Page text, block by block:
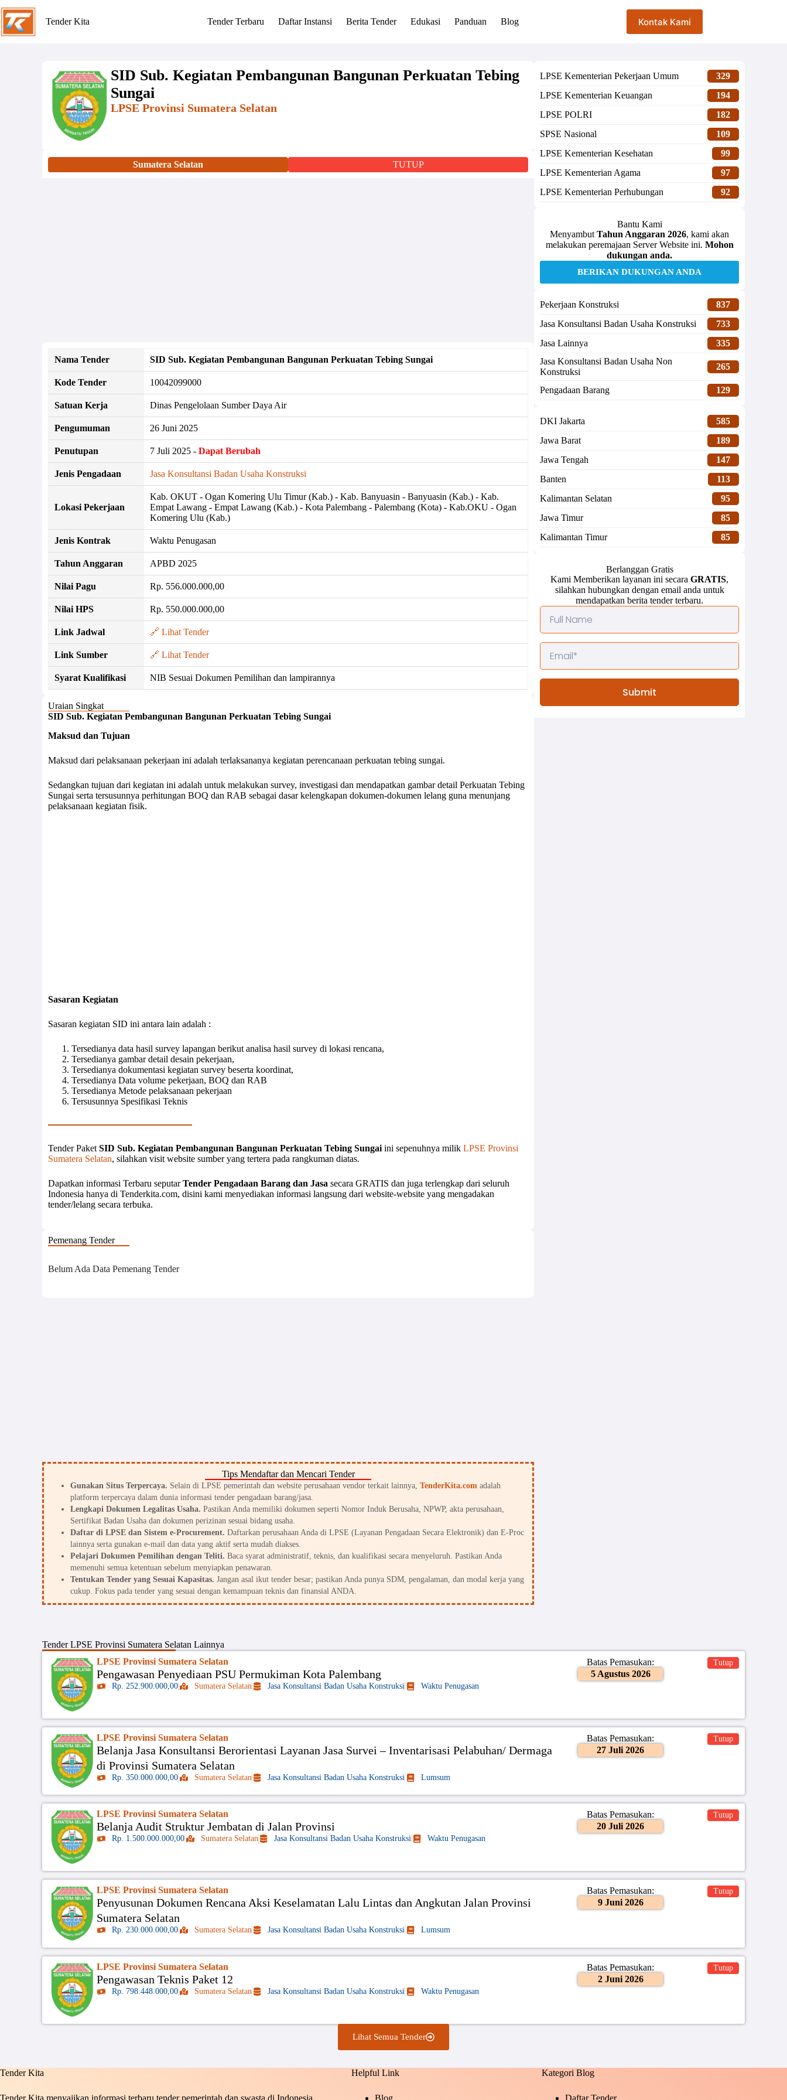
Tender Kita Tender Terbaru Daftar Instansi Berita Tender Edukasi Panduan Blog Kontak Kami
SID Sub. Kegiatan Pembangunan Bangunan Perkuatan Tebing
Sungai
LPSE Provinsi Sumatera Selatan
Sumatera Selatan TUTUP
Nama Tender SID Sub. Kegiatan Pembangunan Bangunan Perkuatan Tebing Sungai
Kode Tender 10042099000
Satuan Kerja Dinas Pengelolaan Sumber Daya Air
Pengumuman 26 Juni 2025
Penutupan 7 Juli 2025 - Dapat Berubah
Jenis Pengadaan Jasa Konsultansi Badan Usaha Konstruksi
Lokasi Pekerjaan
Kab. OKUT - Ogan Komering Ulu Timur (Kab.) - Kab. Banyuasin - Banyuasin (Kab.) - Kab.
Empat Lawang - Empat Lawang (Kab.) - Kota Palembang - Palembang (Kota) - Kab.OKU - Ogan
Komering Ulu (Kab.)
Jenis Kontrak Waktu Penugasan
Tahun Anggaran APBD 2025
Nilai Pagu Rp. 556.000.000,00
Nilai HPS Rp. 550.000.000,00
Link Jadwal 🔗 Lihat Tender
Link Sumber 🔗 Lihat Tender
Syarat Kualifikasi NIB Sesuai Dokumen Pemilihan dan lampirannya
Uraian Singkat
SID Sub. Kegiatan Pembangunan Bangunan Perkuatan Tebing Sungai
Maksud dan Tujuan
Maksud dari pelaksanaan pekerjaan ini adalah terlaksananya kegiatan perencanaan perkuatan tebing sungai.
Sedangkan tujuan dari kegiatan ini adalah untuk melakukan survey, investigasi dan mendapatkan gambar detail Perkuatan Tebing
Sungai serta tersusunnya perhitungan BOQ dan RAB sebagai dasar kelengkapan dokumen-dokumen lelang guna menunjang
pelaksanaan kegiatan fisik.
Sasaran Kegiatan
Sasaran kegiatan SID ini antara lain adalah :
Tersedianya data hasil survey lapangan berikut analisa hasil survey di lokasi rencana,
Tersedianya gambar detail desain pekerjaan,
Tersedianya dokumentasi kegiatan survey beserta koordinat,
Tersedianya Data volume pekerjaan, BOQ dan RAB
Tersedianya Metode pelaksanaan pekerjaan
Tersusunnya Spesifikasi Teknis
Tender Paket SID Sub. Kegiatan Pembangunan Bangunan Perkuatan Tebing Sungai ini sepenuhnya milik LPSE Provinsi
Sumatera Selatan, silahkan visit website sumber yang tertera pada rangkuman diatas.
Dapatkan informasi Terbaru seputarTender Pengadaan Barang dan Jasa secara GRATIS dan juga terlengkap dari seluruh
Indonesia hanya di Tenderkita.com, disini kami menyediakan informasi langsung dari website-website yang mengadakan
tender/lelang secara terbuka.
Pemenang Tender
Belum Ada Data Pemenang Tender
Tips Mendaftar dan Mencari Tender
Gunakan Situs Terpercaya. Selain di LPSE pemerintah dan website perusahaan vendor terkait lainnya, TenderKita.com adalah
platform terpercaya dalam dunia informasi tender pengadaan barang/jasa.
Lengkapi Dokumen Legalitas Usaha. Pastikan Anda memiliki dokumen seperti Nomor Induk Berusaha, NPWP, akta perusahaan,
Sertifikat Badan Usaha dan dokumen perizinan sesuai bidang usaha.
Daftar di LPSE dan Sistem e-Procurement. Daftarkan perusahaan Anda di LPSE (Layanan Pengadaan Secara Elektronik) dan E-Proc
lainnya serta gunakan e-mail dan data yang aktif serta mudah diakses.
Pelajari Dokumen Pemilihan dengan Teliti. Baca syarat administratif, teknis, dan kualifikasi secara menyeluruh. Pastikan Anda
memenuhi semua ketentuan sebelum menyiapkan penawaran.
Tentukan Tender yang Sesuai Kapasitas. Jangan asal ikut tender besar; pastikan Anda punya SDM, pengalaman, dan modal kerja yang
cukup. Fokus pada tender yang sesuai dengan kemampuan teknis dan finansial ANDA.
LPSE Kementerian Pekerjaan Umum
329
LPSE Kementerian Keuangan
194
LPSE POLRI
182
SPSE Nasional
109
LPSE Kementerian Kesehatan
99
LPSE Kementerian Agama
97
LPSE Kementerian Perhubungan
92
Bantu Kami
Menyambut Tahun Anggaran 2026, kami akan
melakukan peremajaan Server Website ini. Mohon
dukungan anda.
BERIKAN DUKUNGAN ANDA
Pekerjaan Konstruksi
837
Jasa Konsultansi Badan Usaha Konstruksi
733
Jasa Lainnya
335
Jasa Konsultansi Badan Usaha Non
Konstruksi
265
Pengadaan Barang 129
DKI Jakarta
585
Jawa Barat
189
Jawa Tengah
147
Banten
113
Kalimantan Selatan
95
Jawa Timur
85
Kalimantan Timur
85
Berlanggan Gratis
Kami Memberikan layanan ini secara GRATIS,
silahkan hubungkan dengan email anda untuk
mendapatkan berita tender terbaru.
Submit
TenderLPSE Provinsi Sumatera Selatan Lainnya
LPSE Provinsi Sumatera Selatan
Pengawasan Penyediaan PSU Permukiman Kota Palembang
Rp. 252.900.000,00 Sumatera Selatan Jasa Konsultansi Badan Usaha Konstruksi Waktu Penugasan
Batas Pemasukan:
5 Agustus 2026
Tutup
LPSE Provinsi Sumatera Selatan
Belanja Jasa Konsultansi Berorientasi Layanan Jasa Survei – Inventarisasi Pelabuhan/ Dermaga
di Provinsi Sumatera Selatan
Rp. 350.000.000,00 Sumatera Selatan Jasa Konsultansi Badan Usaha Konstruksi Lumsum
Batas Pemasukan:
27 Juli 2026
Tutup
LPSE Provinsi Sumatera Selatan
Belanja Audit Struktur Jembatan di Jalan Provinsi
Rp. 1.500.000.000,00 Sumatera Selatan Jasa Konsultansi Badan Usaha Konstruksi Waktu Penugasan
Batas Pemasukan:
20 Juli 2026
Tutup
LPSE Provinsi Sumatera Selatan
Penyusunan Dokumen Rencana Aksi Keselamatan Lalu Lintas dan Angkutan Jalan Provinsi
Sumatera Selatan
Rp. 230.000.000,00 Sumatera Selatan Jasa Konsultansi Badan Usaha Konstruksi Lumsum
Batas Pemasukan:
9 Juni 2026
Tutup
LPSE Provinsi Sumatera Selatan
Pengawasan Teknis Paket 12
Rp. 798.448.000,00 Sumatera Selatan Jasa Konsultansi Badan Usaha Konstruksi Waktu Penugasan
Batas Pemasukan:
2 Juni 2026
Tutup
Lihat Semua Tender
Tender Kita
Tender Kita menyajikan informasi terbaru tender pemerintah dan swasta di Indonesia.
Helpful Link
Blog
Kategori Blog
Daftar Tender